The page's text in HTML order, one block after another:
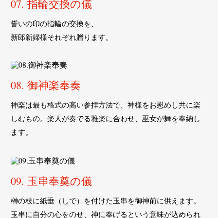
07. 指輪交換の儀
誓いの印の指輪の交換を、
新郎新婦様それぞれ贈ります。
08. 御神楽奉奏
神楽は最も格式の高い参拝方法で、神様をお慰めし共に楽
しむもの。楽人が奏でる雅楽に合わせ、巫女が舞を奉納し
ます。
09. 玉串奉奠の儀
榊の枝に紙垂（しで）を付けた玉串を御神前に供えます。
玉串に自分の心をのせ、神に奉げるという意味が込められ